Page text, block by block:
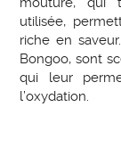
utilisée,
riche en
Bongoo, sont
qui leur
l’oxydation.